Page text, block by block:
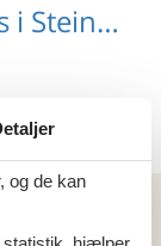
Sommerhus i Steindorf (Salzburg)
og de kan